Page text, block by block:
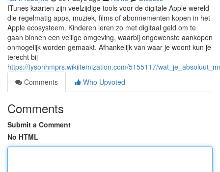
ITunes kaarten zijn veelzijdige tools voor de digitale Apple wereld
die regelmatig apps, muziek, films of abonnementen kopen in het
Apple ecosysteem. Kinderen leren zo met digitaal geld om te
gaan binnen een veilige omgeving, waarbij ongewenste aankopen
onmogelijk worden gemaakt. Afhankelijk van waar je woont kun je
terecht bij
https://tysonhmprs.wikiitemization.com/5155117/
Comments
Who Upvoted
Comments
Submit a Comment
No HTML